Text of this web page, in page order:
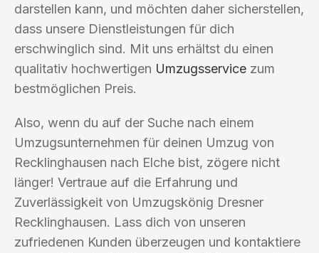
darstellen kann, und möchten daher sicherstellen,
dass unsere Dienstleistungen für dich
erschwinglich sind. Mit uns erhältst du einen
qualitativ hochwertigen Umzugsservice zum
bestmöglichen Preis.
Also, wenn du auf der Suche nach einem
Umzugsunternehmen für deinen Umzug von
Recklinghausen nach Elche bist, zögere nicht
länger! Vertraue auf die Erfahrung und
Zuverlässigkeit von Umzugskönig Dresner
Recklinghausen. Lass dich von unseren
zufriedenen Kunden überzeugen und kontaktiere